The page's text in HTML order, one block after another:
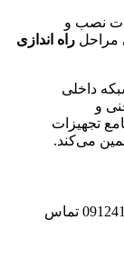
نصب و
مراحل راه اندازی
داخلی
و
تجهیزات
می‌کند.
⚡ برای مشاوره تخصصی شبکه، با 09124135845 تماس